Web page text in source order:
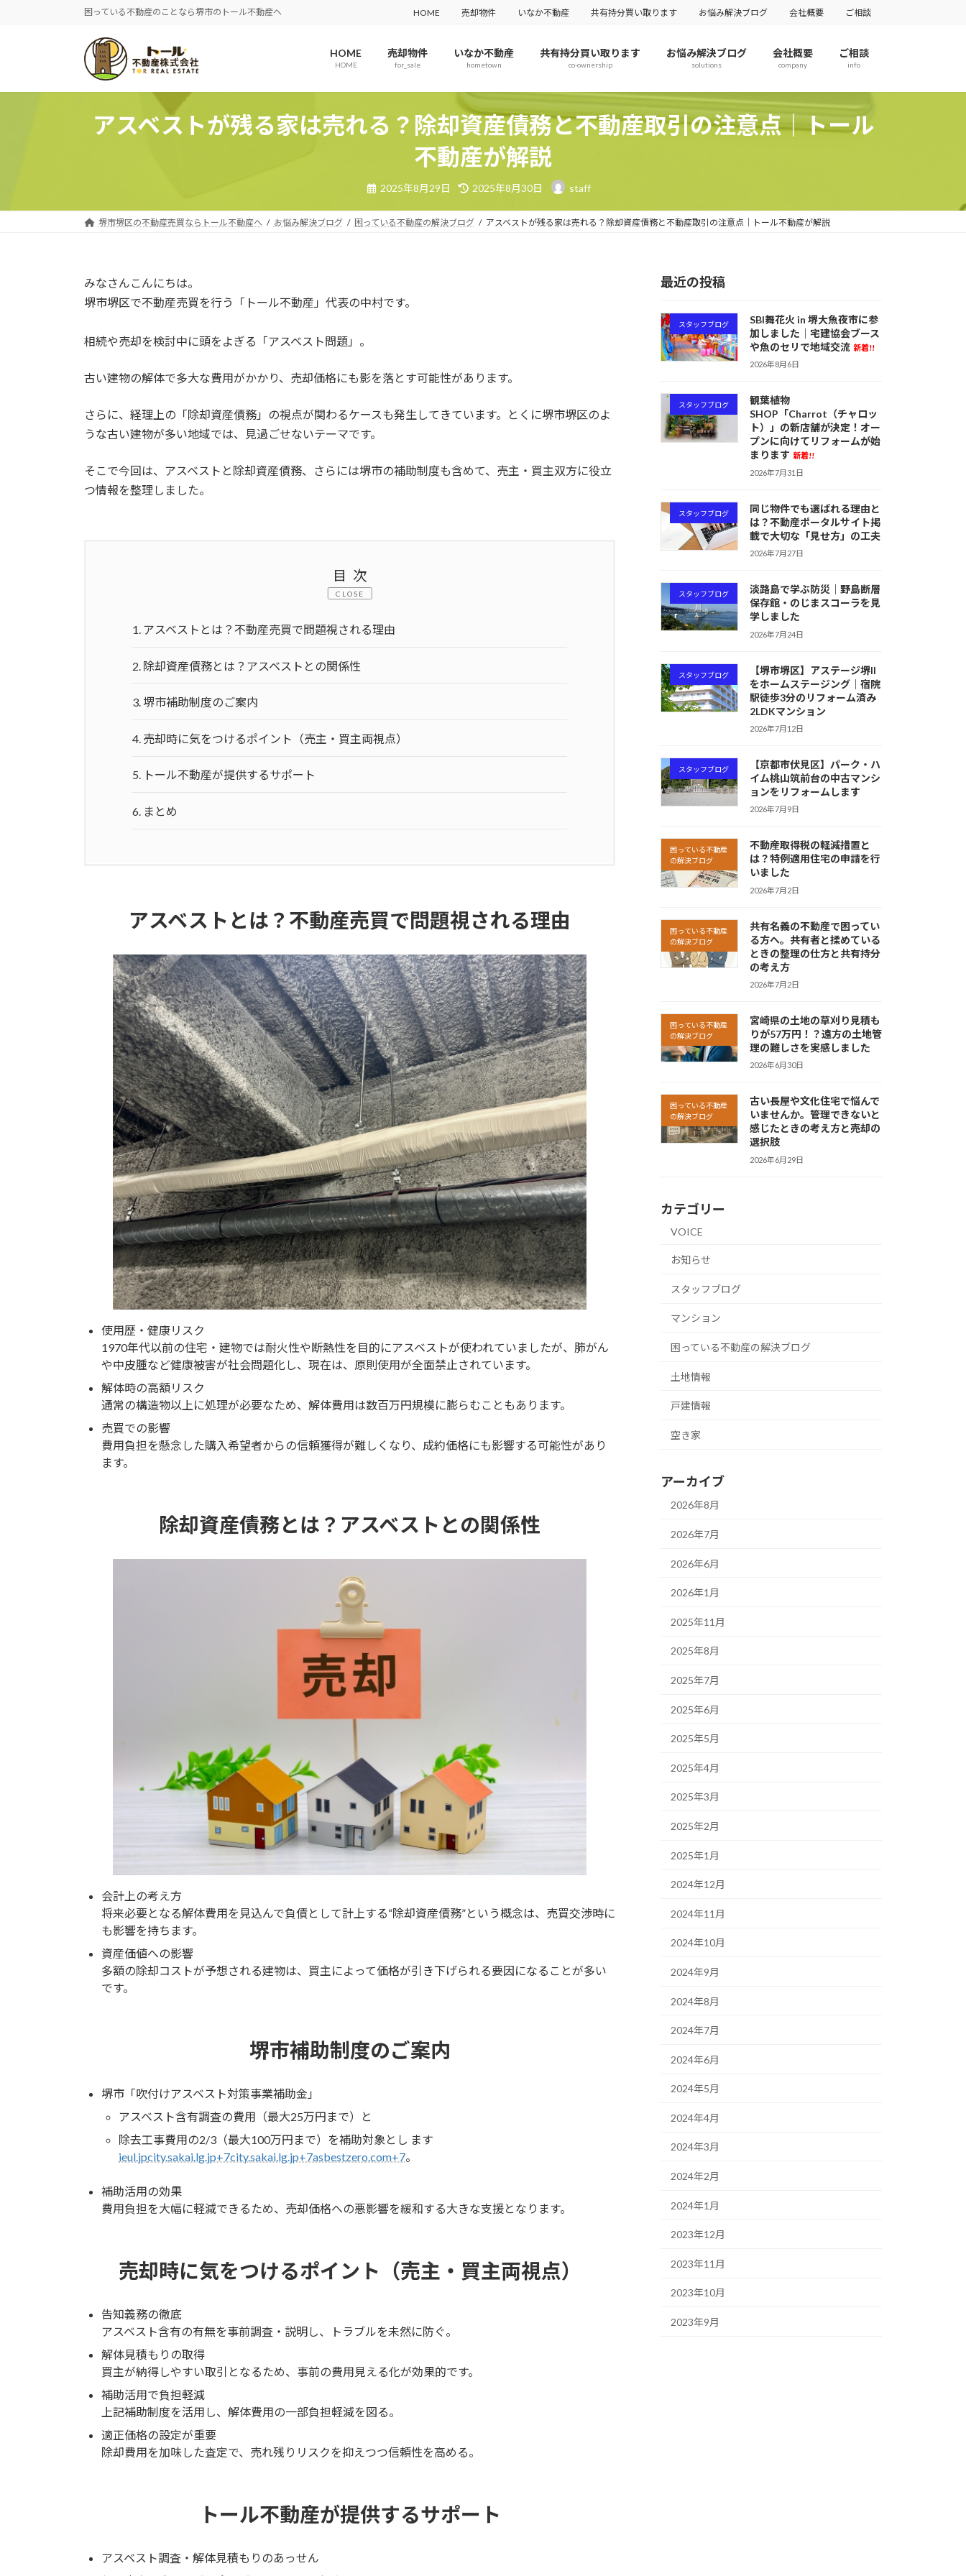
困っている不動産のことなら堺市のトール不動産へ HOME 売却物件 いなか不動産 共有持分買い取ります お悩み解決ブログ 会社概要 ご相談
HOME
HOME
売却物件
for_sale
いなか不動産
hometown
共有持分買い取ります
co-ownership
お悩み解決ブログ
solutions
会社概要
company
ご相談
info
アスベストが残る家は売れる？除却資産債務と不動産取引の注意点｜トール
不動産が解説
2025年8月29日 2025年8月30日 staff
堺市堺区の不動産売買ならトール不動産へ お悩み解決ブログ 困っている不動産の解決ブログ アスベストが残る家は売れる？除却資産債務と不動産取引の注意点｜トール不動産が解説
みなさんこんにちは。
堺市堺区で不動産売買を行う「トール不動産」代表の中村です。
相続や売却を検討中に頭をよぎる「アスベスト問題」。
古い建物の解体で多大な費用がかかり、売却価格にも影を落とす可能性があります。
さらに、経理上の「除却資産債務」の視点が関わるケースも発生してきています。とくに堺市堺区のよ
うな古い建物が多い地域では、見過ごせないテーマです。
そこで今回は、アスベストと除却資産債務、さらには堺市の補助制度も含めて、売主・買主双方に役立
つ情報を整理しました。
目次
CLOSE
1. アスベストとは？不動産売買で問題視される理由
2. 除却資産債務とは？アスベストとの関係性
3. 堺市補助制度のご案内
4. 売却時に気をつけるポイント（売主・買主両視点）
5. トール不動産が提供するサポート
6. まとめ
アスベストとは？不動産売買で問題視される理由
使用歴・健康リスク
1970年代以前の住宅・建物では耐火性や断熱性を目的にアスベストが使われていましたが、肺がん
や中皮腫など健康被害が社会問題化し、現在は、原則使用が全面禁止されています。
解体時の高額リスク
通常の構造物以上に処理が必要なため、解体費用は数百万円規模に膨らむこともあります。
売買での影響
費用負担を懸念した購入希望者からの信頼獲得が難しくなり、成約価格にも影響する可能性があり
ます。
除却資産債務とは？アスベストとの関係性
会計上の考え方
将来必要となる解体費用を見込んで負債として計上する“除却資産債務”という概念は、売買交渉時に
も影響を持ちます。
資産価値への影響
多額の除却コストが予想される建物は、買主によって価格が引き下げられる要因になることが多い
です。
堺市補助制度のご案内
堺市「吹付けアスベスト対策事業補助金」
アスベスト含有調査の費用（最大25万円まで）と
除去工事費用の2/3（最大100万円まで）を補助対象とし ます
ieul.jpcity.sakai.lg.jp+7city.sakai.lg.jp+7asbestzero.com+7。
補助活用の効果
費用負担を大幅に軽減できるため、売却価格への悪影響を緩和する大きな支援となります。
売却時に気をつけるポイント（売主・買主両視点）
告知義務の徹底
アスベスト含有の有無を事前調査・説明し、トラブルを未然に防ぐ。
解体見積もりの取得
買主が納得しやすい取引となるため、事前の費用見える化が効果的です。
補助活用で負担軽減
上記補助制度を活用し、解体費用の一部負担軽減を図る。
適正価格の設定が重要
除却費用を加味した査定で、売れ残りリスクを抑えつつ信頼性を高める。
トール不動産が提供するサポート
アスベスト調査・解体見積もりのあっせん
最近の投稿
スタッフブログ
SBI舞花火 in 堺大魚夜市に参
加しました｜宅建協会ブース
や魚のセリで地域交流 新着!!
2026年8月6日
スタッフブログ
観葉植物
SHOP「Charrot（チャロッ
ト）」の新店舗が決定！オー
プンに向けてリフォームが始
まります 新着!!
2026年7月31日
スタッフブログ
同じ物件でも選ばれる理由と
は？不動産ポータルサイト掲
載で大切な「見せ方」の工夫
2026年7月27日
スタッフブログ
淡路島で学ぶ防災｜野島断層
保存館・のじまスコーラを見
学しました
2026年7月24日
スタッフブログ
【堺市堺区】アステージ堺II
をホームステージング｜宿院
駅徒歩3分のリフォーム済み
2LDKマンション
2026年7月12日
スタッフブログ
【京都市伏見区】パーク・ハ
イム桃山筑前台の中古マンシ
ョンをリフォームします
2026年7月9日
困っている不動産
の解決ブログ
不動産取得税の軽減措置と
は？特例適用住宅の申請を行
いました
2026年7月2日
困っている不動産
の解決ブログ
共有名義の不動産で困ってい
る方へ。共有者と揉めている
ときの整理の仕方と共有持分
の考え方
2026年7月2日
困っている不動産
の解決ブログ
宮崎県の土地の草刈り見積も
りが57万円！？遠方の土地管
理の難しさを実感しました
2026年6月30日
困っている不動産
の解決ブログ
古い長屋や文化住宅で悩んで
いませんか。管理できないと
感じたときの考え方と売却の
選択肢
2026年6月29日
カテゴリー
VOICE
お知らせ
スタッフブログ
マンション
困っている不動産の解決ブログ
土地情報
戸建情報
空き家
アーカイブ
2026年8月
2026年7月
2026年6月
2026年1月
2025年11月
2025年8月
2025年7月
2025年6月
2025年5月
2025年4月
2025年3月
2025年2月
2025年1月
2024年12月
2024年11月
2024年10月
2024年9月
2024年8月
2024年7月
2024年6月
2024年5月
2024年4月
2024年3月
2024年2月
2024年1月
2023年12月
2023年11月
2023年10月
2023年9月